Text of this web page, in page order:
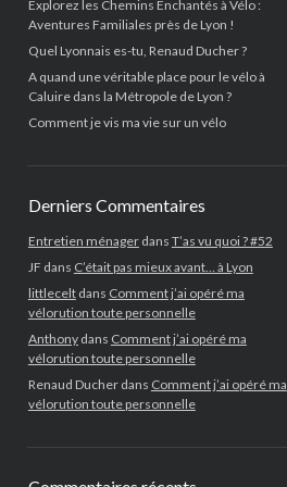
Explorez les Chemins Enchantés à Vélo :
Aventures Familiales près de Lyon !
Quel Lyonnais es-tu, Renaud Ducher ?
A quand une véritable place pour le vélo à
Caluire dans la Métropole de Lyon ?
Comment je vis ma vie sur un vélo
Derniers Commentaires
Entretien ménagerdans T’as vu quoi ? #52
JF dans C’était pas mieux avant… à Lyon
littleceltdans Comment j’ai opéré ma
vélorution toute personnelle
Anthonydans Comment j’ai opéré ma
vélorution toute personnelle
Renaud Ducherdans Comment j’ai opéré ma
vélorution toute personnelle